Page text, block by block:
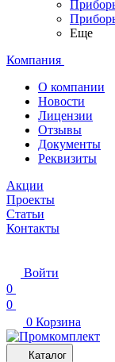
Еще
Компания
О компании
Новости
Лицензии
Отзывы
Документы
Реквизиты
Акции
Проекты
Статьи
Контакты
Войти
0
0
0 Корзина
Каталог